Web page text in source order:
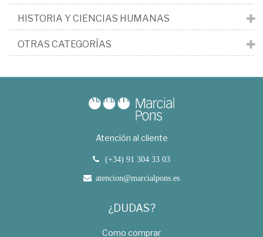
HISTORIA Y CIENCIAS HUMANAS
OTRAS CATEGORÍAS
Atención al cliente
(+34) 91 304 33 03
atencion@marcialpons.es
¿DUDAS?
Como comprar